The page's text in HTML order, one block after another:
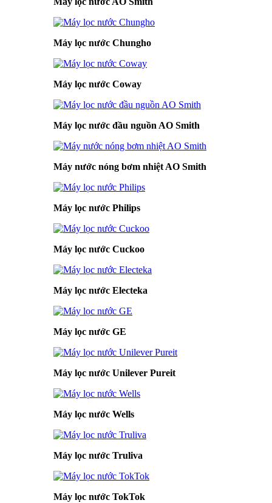
Máy lọc nước Chungho
Máy lọc nước Coway
Máy lọc nước đầu nguồn AO Smith
Máy nước nóng bơm nhiệt AO Smith
Máy lọc nước Philips
Máy lọc nước Cuckoo
Máy lọc nước Electeka
Máy lọc nước GE
Máy lọc nước Unilever Pureit
Máy lọc nước Wells
Máy lọc nước Truliva
Máy lọc nước TokTok